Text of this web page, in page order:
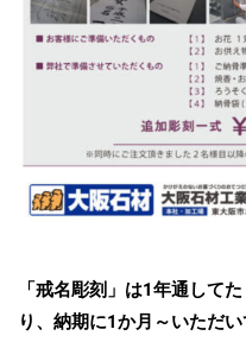
「戒名彫刻」は1年通して
り、納期に1か月～いただ